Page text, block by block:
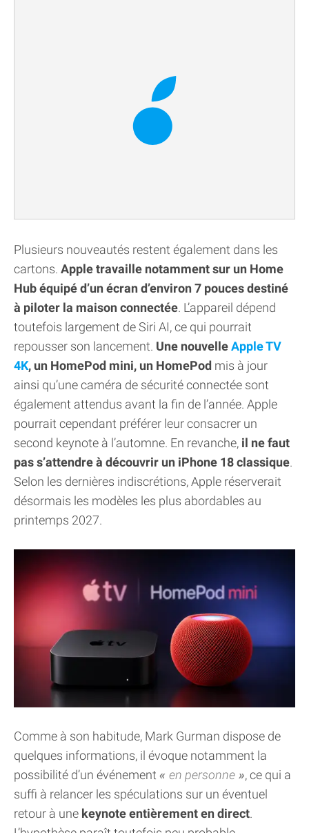
Plusieurs nouveautés restent également dans les
cartons. Apple travaille notamment sur un Home
Hub équipé d’un écran d’environ 7 pouces destiné
à piloter la maison connectée. L’appareil dépend
toutefois largement de Siri AI, ce qui pourrait
repousser son lancement. Une nouvelleApple TV
4K, un HomePod mini, un HomePod mis à jour
ainsi qu’une caméra de sécurité connectée sont
également attendus avant la fin de l’année. Apple
pourrait cependant préférer leur consacrer un
second keynote à l’automne. En revanche, il ne faut
pas s’attendre à découvrir un iPhone 18 classique.
Selon les dernières indiscrétions, Apple réserverait
désormais les modèles les plus abordables au
printemps 2027.
Comme à son habitude, Mark Gurman dispose de
quelques informations, il évoque notamment la
possibilité d’un événement
en personne
, ce qui a
suffi à relancer les spéculations sur un éventuel
retour à une keynote entièrement en direct.